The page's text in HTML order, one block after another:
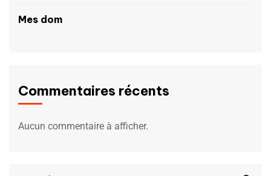
Mes dom
Commentaires récents
Aucun commentaire à afficher.